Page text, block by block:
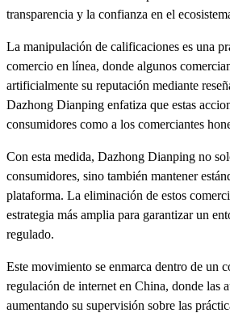
transparencia y la confianza en el
La manipulación de calificaciones es una
comercio en línea, donde algunos
artificialmente su reputación mediante
Dazhong Dianping enfatiza que estas
consumidores como a los comerciantes
Con esta medida, Dazhong Dianping no
consumidores, sino también mantener
plataforma. La eliminación de estos
estrategia más amplia para garantizar un
regulado.
Este movimiento se enmarca dentro de un
regulación de internet en China, donde las
aumentando su supervisión sobre las